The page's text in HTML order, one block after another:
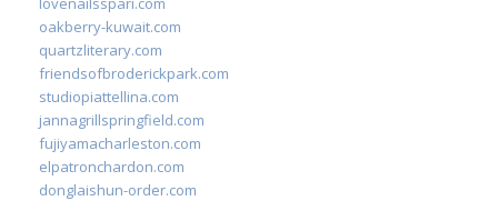
oakberry-kuwait.com
quartzliterary.com
friendsofbroderickpark.com
studiopiattellina.com
jannagrillspringfield.com
fujiyamacharleston.com
elpatronchardon.com
donglaishun-order.com